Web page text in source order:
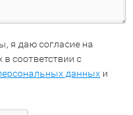
я даю согласие на
соответствии с
данных и